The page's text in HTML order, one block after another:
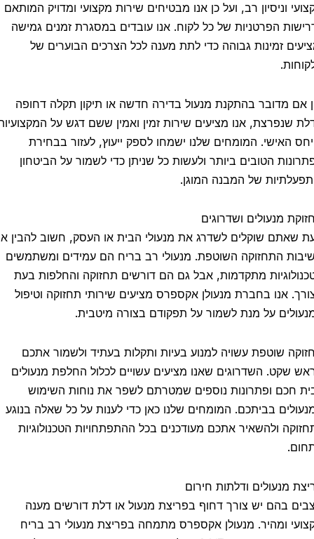
וניסיון רב, ועל כן אנו מבטיחים שירות מקצועי ומדויק המותאם
הפרטניות של כל לקוח. אנו עובדים במסגרת זמנים גמישה
זמינות גבוהה כדי לתת מענה לכל הצרכים הבוערים של
מדובר בהתקנת מנעול בדירה חדשה או תיקון תקלה דחופה
שנפרצת, אנו מציעים שירות זמין ואמין ששם דגש על המקצועיות
האישי. המומחים שלנו ישמחו לספק ייעוץ, לעזור בבחירת
הטובים ביותר ולעשות כל שניתן כדי לשמור על הביטחון
של המבנה המוגן.
מנעולים ושדרוגים
שאתם שוקלים לשדרג את מנעולי הבית או העסק, חשוב להבין את
התחזוקה השוטפת. מנעולי רב בריח הם עמידים ומשתמשים
מתקדמות, אבל גם הם דורשים תחזוקה והחלפות בעת
אנו בחברת מנעולן אקספרס מציעים שירותי תחזוקה וטיפול
על מנת לשמור על תפקודם בצורה מיטבית.
שוטפת עשויה למנוע בעיות ותקלות בעתיד ולשמור אתכם
שקט. השדרוגים שאנו מציעים עשויים לכלול החלפת מנעולים
חכם ופתרונות נוספים שמטרתם לשפר את נוחות השימוש
בביתכם. המומחים שלנו כאן כדי לענות על כל שאלה בנוגע
ולהשאיר אתכם מעודכנים בכל ההתפתחויות הטכנולוגיות
מנעולים ודלתות חירום
בהם יש צורך דחוף בפריצת מנעול או דלת דורשים מענה
ומהיר. מנעולן אקספרס מתמחה בפריצת מנעולי רב בריח